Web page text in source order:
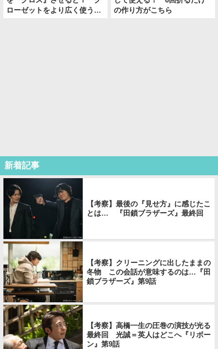
ローゼットをより広く使う裏
ワザが、こちら
の作り方がこちら
新着記事
【考察】最後の『見せ方』に感じたこ
とは… 『田鎖ブラザーズ』最終回
【考察】クリーニングに出したままの
冬物 この会話が意味するのは…『田
鎖ブラザーズ』第9話
【考察】高橋一生の圧巻の演技が光る
最終回 光誠＝英人はどこへ『リボー
ン』第9話